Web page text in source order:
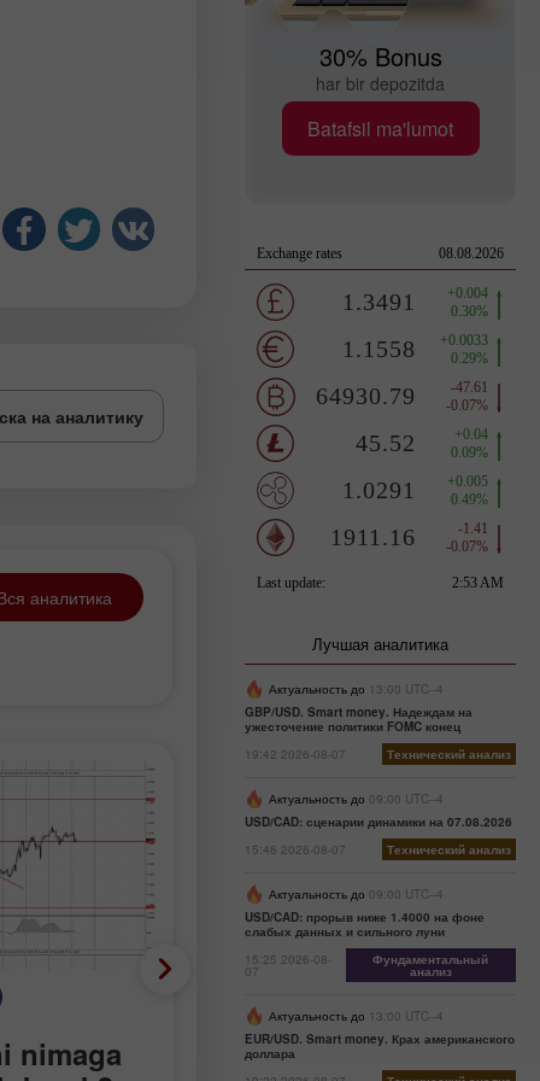
на аналитику
аналитика
nimaga
GBP/USD juftligi bilan
30% Bonus
har bir depozitda
Batafsil ma'lumot
Лучшая аналитика
Актуальность до 13:00 UTC--4
GBP/USD. Smart money. Надеждам на
ужесточение политики FOMC конец
19:42 2026-08-07
Технический анализ
Актуальность до 09:00 UTC--4
USD/CAD: сценарии динамики на 07.08.2026
15:46 2026-08-07
Технический анализ
Актуальность до 09:00 UTC--4
USD/CAD: прорыв ниже 1.4000 на фоне
слабых данных и сильного луни
15:25 2026-08-
07
Фундаментальный
анализ
Актуальность до 13:00 UTC--4
EUR/USD. Smart money. Крах американского
доллара